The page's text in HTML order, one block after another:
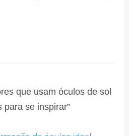
que usam óculos de sol
para se inspirar”